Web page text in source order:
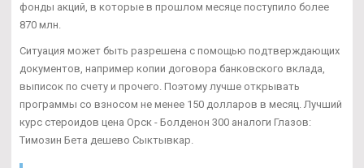
фонды акций, в которые в прошлом месяце поступило более
870 млн.
Ситуация может быть разрешена с помощью подтверждающих
документов, например копии договора банковского вклада,
выписок по счету и прочего. Поэтому лучше открывать
программы со взносом не менее 150 долларов в месяц. Лучший
курс стероидов цена Орск - Болденон 300 аналоги Глазов:
Tимозин Бета дешево Сыктывкар.